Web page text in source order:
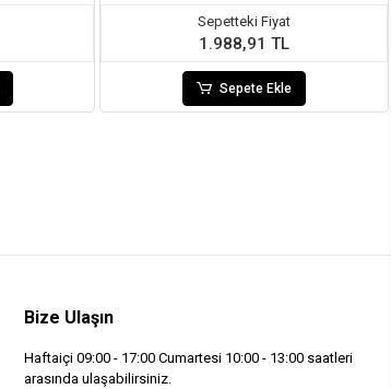
Sepetteki Fiyat
1.988,91 TL
Sepete Ekle
Bize Ulaşın
Haftaiçi 09:00 - 17:00 Cumartesi 10:00 - 13:00 saatleri
arasında ulaşabilirsiniz.